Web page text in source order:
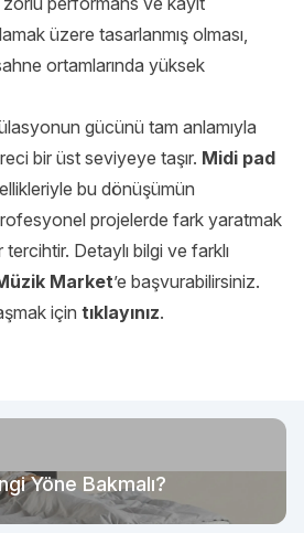
üzere tasarlanmış olması,
ortamlarında yüksek
gücünü tam anlamıyla
bir üst seviyeye taşır. Midi pad
bu dönüşümün
projelerde fark yaratmak
Detaylı bilgi ve farklı
Market’e başvurabilirsiniz.
için tıklayınız.
Yöne Bakmalı?